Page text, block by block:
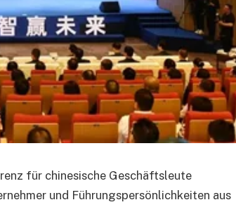
für chinesische Geschäftsleute
und Führungspersönlichkeiten aus